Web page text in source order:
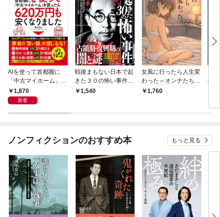
AIを使って⾸都圏に
「中古マイホーム」を
買ったら620 万円も安
くなりました
1,870
新着
戦後まもない日本で起
きた３０の怖い事件―
―現在の常識とはかけ
1,540
女風に行ったら人生変
わった～オンナたちの
女性用風俗実体験レポ
1,760
の
ノンフィクションのおすすめ本 もっと見る